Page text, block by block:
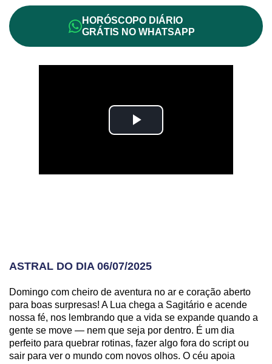
HORÓSCOPO DIÁRIO
GRÁTIS NO WHATSAPP
ASTRAL DO DIA 06/07/2025
Domingo com cheiro de aventura no ar e coração aberto
para boas surpresas! A Lua chega a Sagitário e acende
nossa fé, nos lembrando que a vida se expande quando a
gente se move — nem que seja por dentro. É um dia
perfeito para quebrar rotinas, fazer algo fora do script ou
sair para ver o mundo com novos olhos. O céu apoia